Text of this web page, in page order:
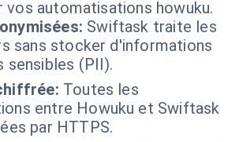
vos automatisations howuku.
Swiftask traite les
sans stocker d'informations
sensibles (PII).
Toutes les
entre Howuku et Swiftask
par HTTPS.